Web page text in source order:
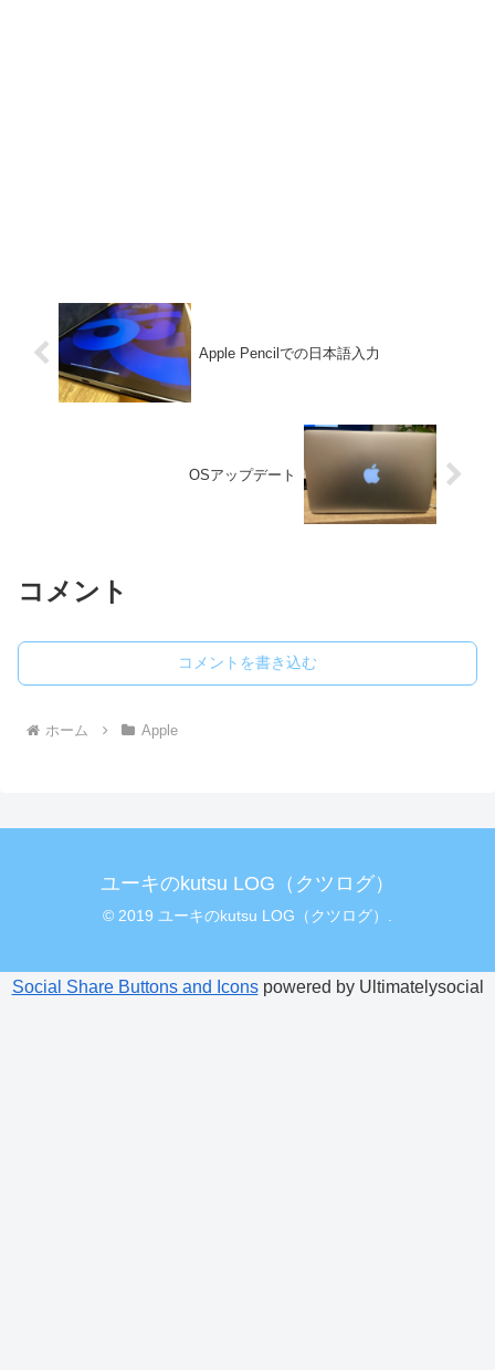
Apple Pencilでの日本語入力
OSアップデート
コメント
コメントを書き込む
ホーム Apple
ユーキのkutsu LOG（クツログ）
© 2019 ユーキのkutsu LOG（クツログ）.
Social Share Buttons and Iconspowered by Ultimatelysocial